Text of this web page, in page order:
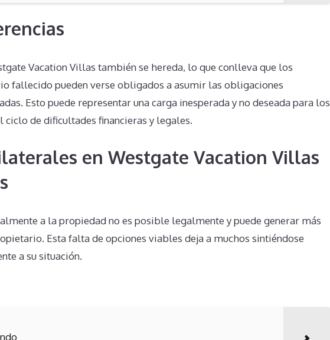
Vacation Villas también se hereda, lo que conlleva que los
fallecido pueden verse obligados a asumir las obligaciones
Esto puede representar una carga inesperada y no deseada para los
de dificultades financieras y legales.
en Westgate Vacation Villas
a la propiedad no es posible legalmente y puede generar más
Esta falta de opciones viables deja a muchos sintiéndose
a su situación.